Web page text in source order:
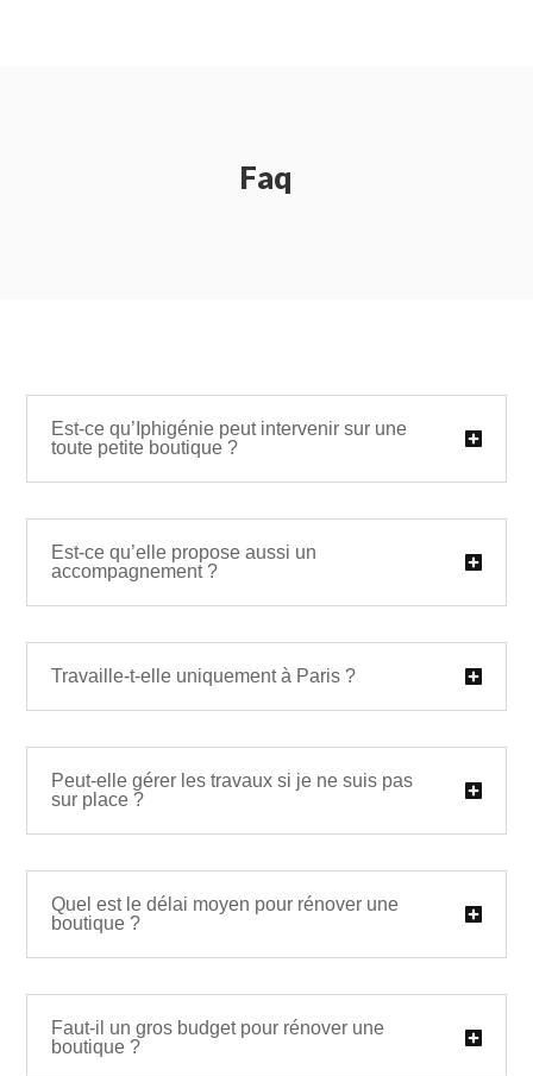
Faq
Est-ce qu’Iphigénie peut intervenir sur une
toute petite boutique ?
Est-ce qu’elle propose aussi un
accompagnement ?
Travaille-t-elle uniquement à Paris ?
Peut-elle gérer les travaux si je ne suis pas
sur place ?
Quel est le délai moyen pour rénover une
boutique ?
Faut-il un gros budget pour rénover une
boutique ?